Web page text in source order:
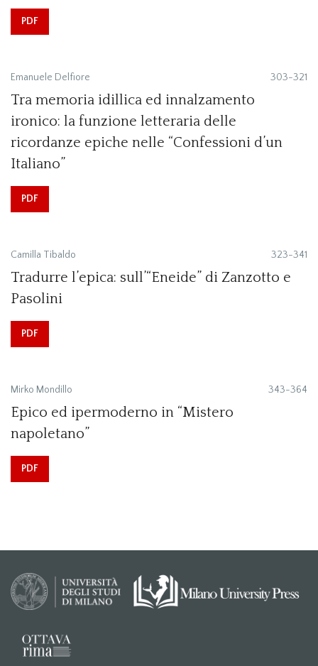
PDF
Emanuele Delfiore 303-321
Tra memoria idillica ed innalzamento
ironico: la funzione letteraria delle
ricordanze epiche nelle “Confessioni d’un
Italiano”
PDF
Camilla Tibaldo 323-341
Tradurre l’epica: sull’“Eneide” di Zanzotto e
Pasolini
PDF
Mirko Mondillo 343-364
Epico ed ipermoderno in “Mistero
napoletano”
PDF